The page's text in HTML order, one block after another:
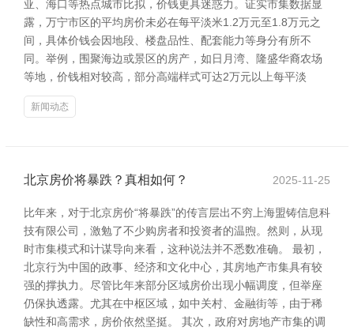
亚、海口等热点城市比拟，价钱更具迷惑力。证实市集数据显
露，万宁市区的平均房价未必在每平淡米1.2万元至1.8万元之
间，具体价钱会因地段、楼盘品性、配套能力等身分有所不
同。举例，围聚海边或景区的房产，如日月湾、隆盛华裔农场
等地，价钱相对较高，部分高端样式可达2万元以上每平淡
新闻动态
北京房价将暴跌？真相如何？ 2025-11-25
比年来，对于北京房价“将暴跌”的传言层出不穷上海盟铸信息科
技有限公司，激勉了不少购房者和投资者的温煦。然则，从现
时市集模式和计谋导向来看，这种说法并不悉数准确。 最初，
北京行为中国的政事、经济和文化中心，其房地产市集具有较
强的撑执力。尽管比年来部分区域房价出现小幅调度，但举座
仍保执透露。尤其在中枢区域，如中关村、金融街等，由于稀
缺性和高需求，房价依然坚挺。 其次，政府对房地产市集的调